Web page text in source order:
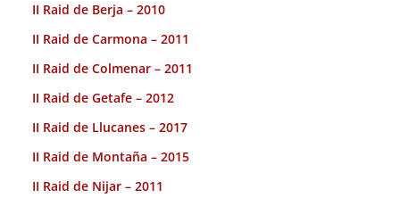
II Raid de Berja – 2010
II Raid de Carmona – 2011
II Raid de Colmenar – 2011
II Raid de Getafe – 2012
II Raid de Llucanes – 2017
II Raid de Montaña – 2015
II Raid de Nijar – 2011